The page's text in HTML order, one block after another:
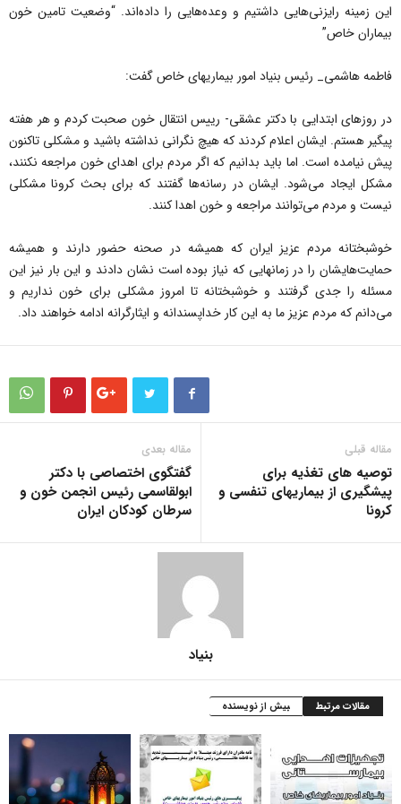
این زمینه رایزنی‌هایی داشتیم و وعده‌هایی را داده‌اند. “وضعیت تامین خون
بیماران خاص”
فاطمه هاشمی_ رئیس بنیاد امور بیماریهای خاص گفت:
در روزهای ابتدایی با دکتر عشقی- رییس انتقال خون صحبت کردم و هر هفته
پیگیر هستم. ایشان اعلام کردند که هیچ نگرانی نداشته باشید و مشکلی تاکنون
پیش نیامده است. اما باید بدانیم که اگر مردم برای اهدای خون مراجعه نکنند،
مشکل ایجاد می‌شود. ایشان در رسانه‌ها گفتند که برای بحث کرونا مشکلی
نیست و مردم می‌توانند مراجعه و خون اهدا کنند.
خوشبختانه مردم عزیز ایران که همیشه در صحنه حضور دارند و همیشه
حمایت‌هایشان را در زمانهایی که نیاز بوده است نشان دادند و این بار نیز این
مسئله را جدی گرفتند و خوشبختانه تا امروز مشکلی برای خون نداریم و
می‌دانم که مردم عزیز ما به این کار خداپسندانه و ایثارگرانه ادامه خواهند داد.
مقاله قبلی
توصیه های تغذیه برای
پیشگیری از بیماریهای تنفسی و
کرونا
مقاله بعدی
گفتگوی اختصاصی با دکتر
ابولقاسمی رئیس انجمن خون و
سرطان کودکان ایران
بنیاد
مقالات مرتبط بیش از نویسنده